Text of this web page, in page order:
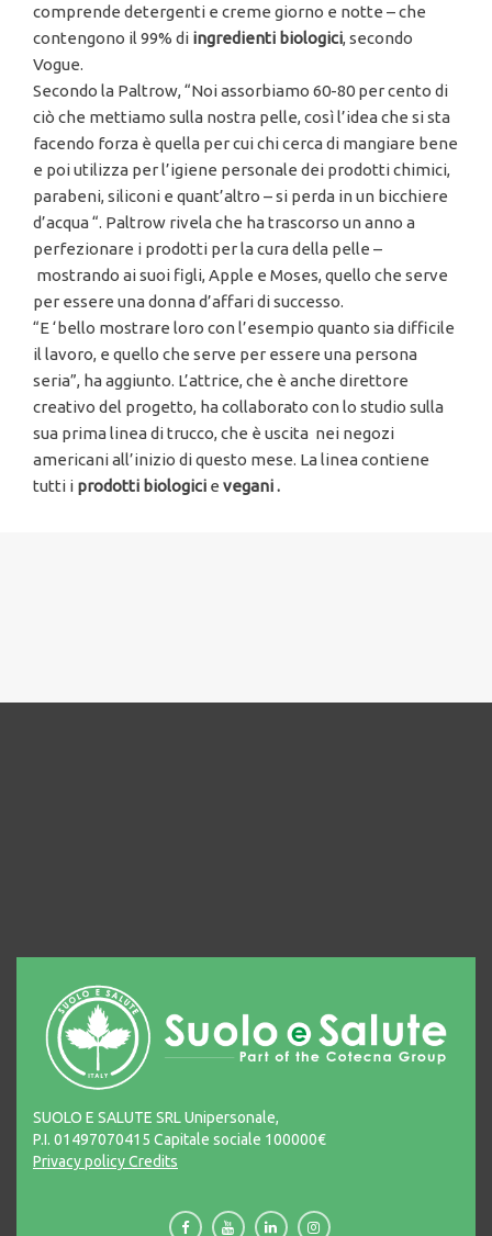
comprende detergenti e creme giorno e notte – che
contengono il 99% di ingredienti biologici, secondo
Vogue.
Secondo la Paltrow, “Noi assorbiamo 60-80 per cento di
ciò che mettiamo sulla nostra pelle, così l’idea che si sta
facendo forza è quella per cui chi cerca di mangiare bene
e poi utilizza per l’igiene personale dei prodotti chimici,
parabeni, siliconi e quant’altro – si perda in un bicchiere
d’acqua “. Paltrow rivela che ha trascorso un anno a
perfezionare i prodotti per la cura della pelle –
mostrando ai suoi figli, Apple e Moses, quello che serve
per essere una donna d’affari di successo.
“E ‘bello mostrare loro con l’esempio quanto sia difficile
il lavoro, e quello che serve per essere una persona
seria”, ha aggiunto. L’attrice, che è anche direttore
creativo del progetto, ha collaborato con lo studio sulla
sua prima linea di trucco, che è uscita nei negozi
americani all’inizio di questo mese. La linea contiene
tutti i prodotti biologici e vegani .
SUOLO E SALUTE SRL Unipersonale,
P.I. 01497070415 Capitale sociale 100000€
Privacy policyCredits